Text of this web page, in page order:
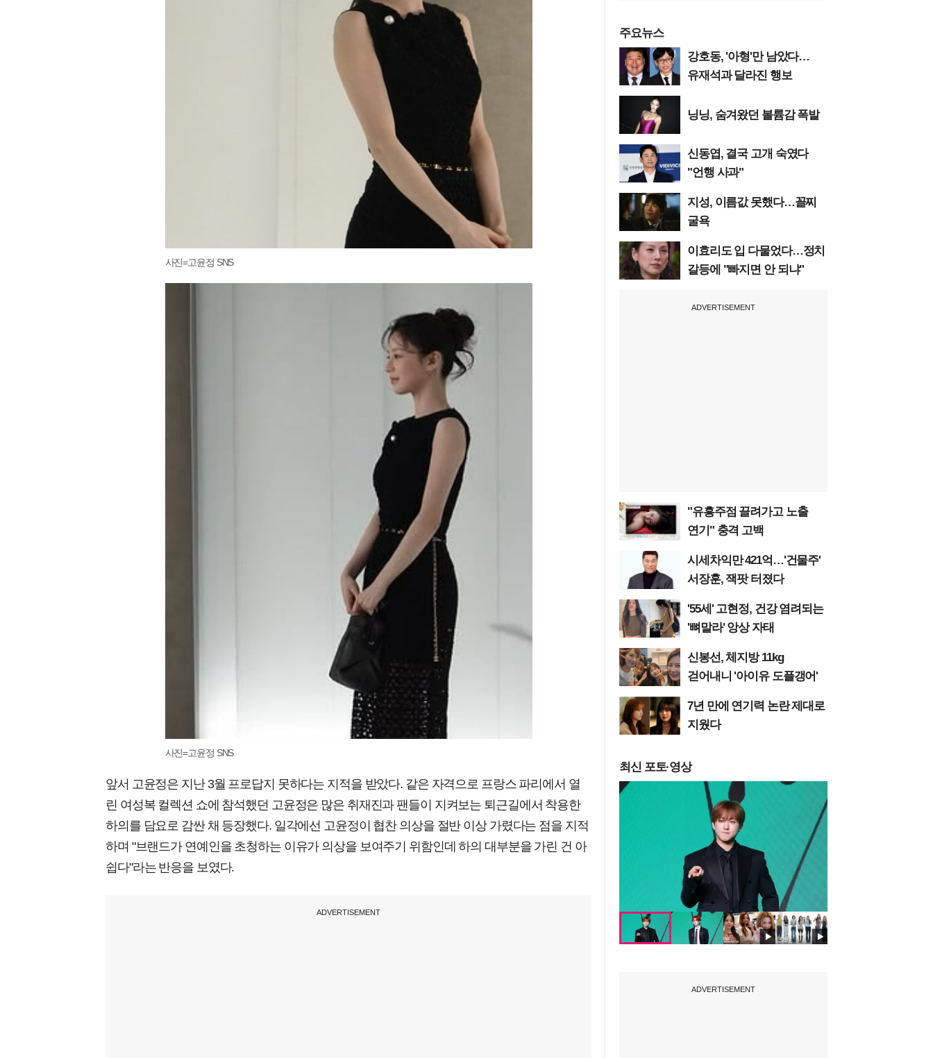
사진=고윤정 SNS
사진=고윤정 SNS
앞서 고윤정은 지난 3월 프로답지 못하다는 지적을 받았다. 같은 자격으로 프랑스 파리에서 열
린 여성복 컬렉션 쇼에 참석했던 고윤정은 많은 취재진과 팬들이 지켜보는 퇴근길에서 착용한
하의를 담요로 감싼 채 등장했다. 일각에선 고윤정이 협찬 의상을 절반 이상 가렸다는 점을 지적
하며 "브랜드가 연예인을 초청하는 이유가 의상을 보여주기 위함인데 하의 대부분을 가린 건 아
쉽다"라는 반응을 보였다.
ADVERTISEMENT
주요뉴스
강호동, '아형'만 남았다…
유재석과 달라진 행보
닝닝, 숨겨왔던 볼륨감 폭발
신동엽, 결국 고개 숙였다
"언행 사과"
지성, 이름값 못했다…꼴찌
굴욕
이효리도 입 다물었다…정치
갈등에 "빠지면 안 되냐"
ADVERTISEMENT
"유흥주점 끌려가고 노출
연기" 충격 고백
시세차익만 421억…'건물주'
서장훈, 잭팟 터졌다
'55세' 고현정, 건강 염려되는
'뼈말라' 앙상 자태
신봉선, 체지방 11kg
걷어내니 '아이유 도플갱어'
7년 만에 연기력 논란 제대로
지웠다
최신 포토·영상
ADVERTISEMENT